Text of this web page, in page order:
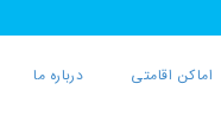
اماکن اقامتی درباره ما